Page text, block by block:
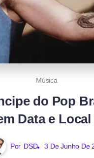
Música
do Pop
Data e
Por DSD 3 De Junho De